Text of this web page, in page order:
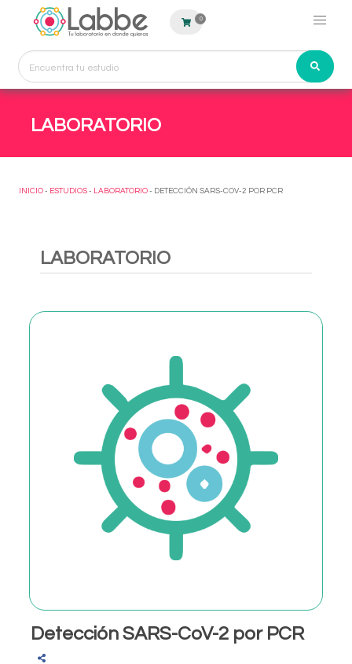
0
LABORATORIO
INICIO - ESTUDIOS - LABORATORIO - DETECCIÓN SARS-COV-2 POR PCR
LABORATORIO
Detección SARS-CoV-2 por PCR